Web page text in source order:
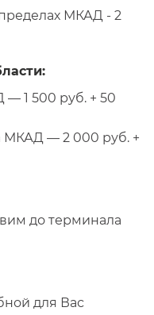
МКАД - 2
1 500 руб. + 50
МКАД — 2 000 руб. +
до терминала
для Вас